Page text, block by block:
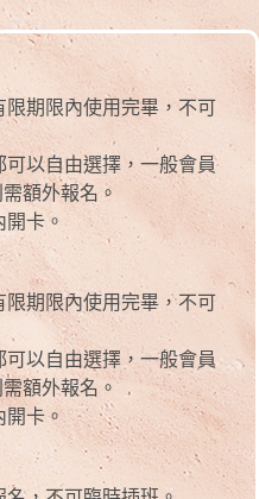
期限內使用完畢，不可
以自由選擇，一般會員
額外報名。
卡。
期限內使用完畢，不可
以自由選擇，一般會員
額外報名。
開卡。